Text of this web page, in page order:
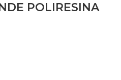
POLIRESINA